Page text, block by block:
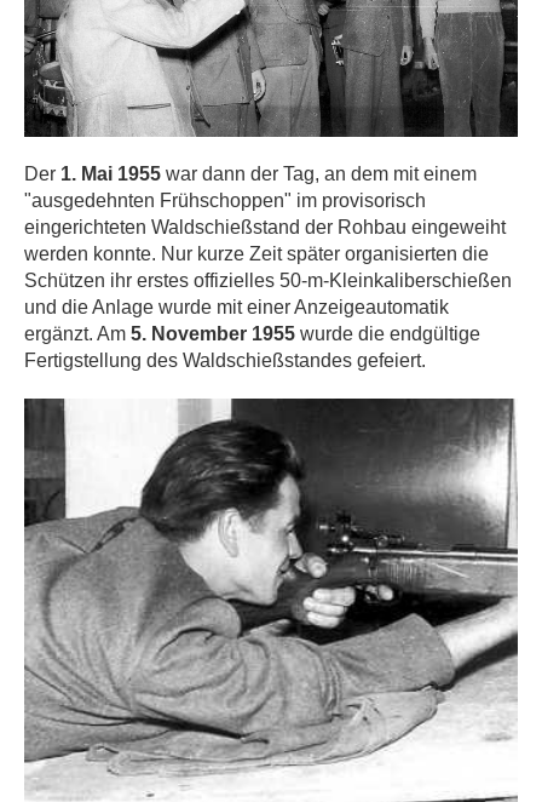
Der 1. Mai 1955 war dann der Tag, an dem mit einem
"ausgedehnten Frühschoppen" im provisorisch
eingerichteten Waldschießstand der Rohbau eingeweiht
werden konnte. Nur kurze Zeit später organisierten die
Schützen ihr erstes offizielles 50-m-Kleinkaliberschießen
und die Anlage wurde mit einer Anzeigeautomatik
ergänzt. Am 5. November 1955 wurde die endgültige
Fertigstellung des Waldschießstandes gefeiert.